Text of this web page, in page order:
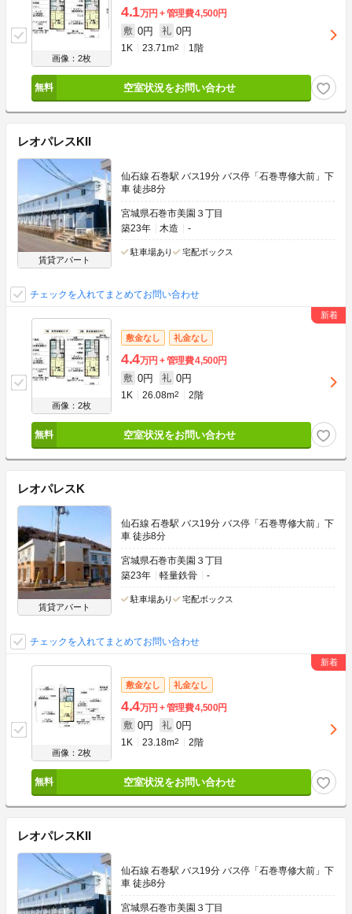
画像：2枚
4.1万円 管理費4,500円
敷 0円 礼 0円
1K 23.71m2 1階
空室状況をお問い合わせ
レオパレスKII
賃貸アパート
仙石線 石巻駅 バス19分 バス停「石巻専修大前」下
車 徒歩8分
宮城県石巻市美園３丁目
築23年
木造 -
駐車場あり 宅配ボックス
チェックを入れてまとめてお問い合わせ
画像：2枚
敷金なし 礼金なし
4.4万円 管理費4,500円
敷 0円 礼 0円
1K 26.08m2 2階
空室状況をお問い合わせ
レオパレスK
賃貸アパート
仙石線 石巻駅 バス19分 バス停「石巻専修大前」下
車 徒歩8分
宮城県石巻市美園３丁目
築23年
軽量鉄骨 -
駐車場あり 宅配ボックス
チェックを入れてまとめてお問い合わせ
画像：2枚
敷金なし 礼金なし
4.4万円 管理費4,500円
敷 0円 礼 0円
1K 23.18m2 2階
空室状況をお問い合わせ
レオパレスKII
仙石線 石巻駅 バス19分 バス停「石巻専修大前」下
車 徒歩8分
宮城県石巻市美園３丁目